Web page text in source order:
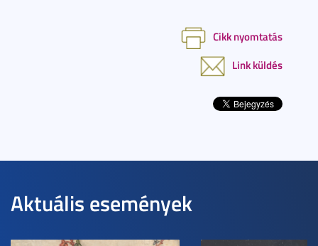
Cikk nyomtatás
Link küldés
Aktuális események